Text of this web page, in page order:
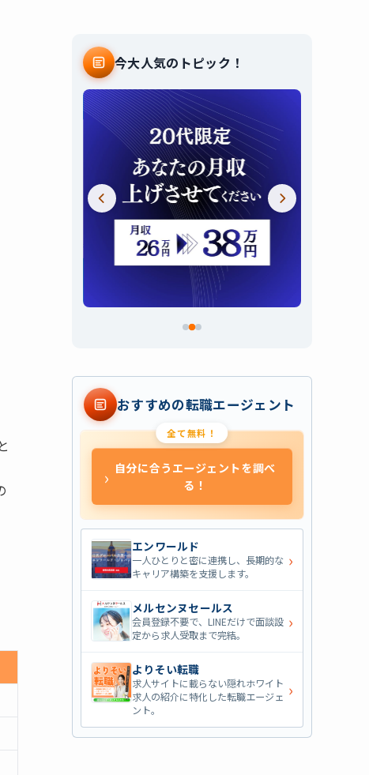
今大人気のトピック！
おすすめの転職エージェント
全て無料！
› 自分に合うエージェントを調べ
る！
エンワールド
一人ひとりと密に連携し、長期的な
キャリア構築を支援します。
›
メルセンヌセールス
会員登録不要で、LINEだけで面談設
定から求人受取まで完結。
›
よりそい転職
求人サイトに載らない隠れホワイト
求人の紹介に特化した転職エージェ
ント。
›